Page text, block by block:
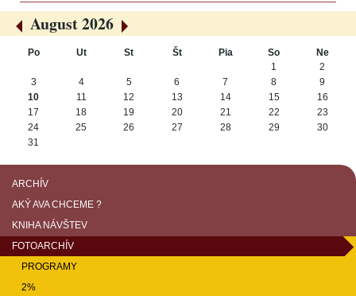
«
August 2026
»
Po Ut St Št Pia So
Ne
1
2
3
4 5 6 7 8
9
10
11 12 13 14 15
16
17
18 19 20 21 22
23
24
25 26 27 28 29
30
31
ARCHÍV
AKÝ AVA CHCEME ?
KNIHA NÁVŠTEV
FOTOARCHÍV
PROGRAMY
2%